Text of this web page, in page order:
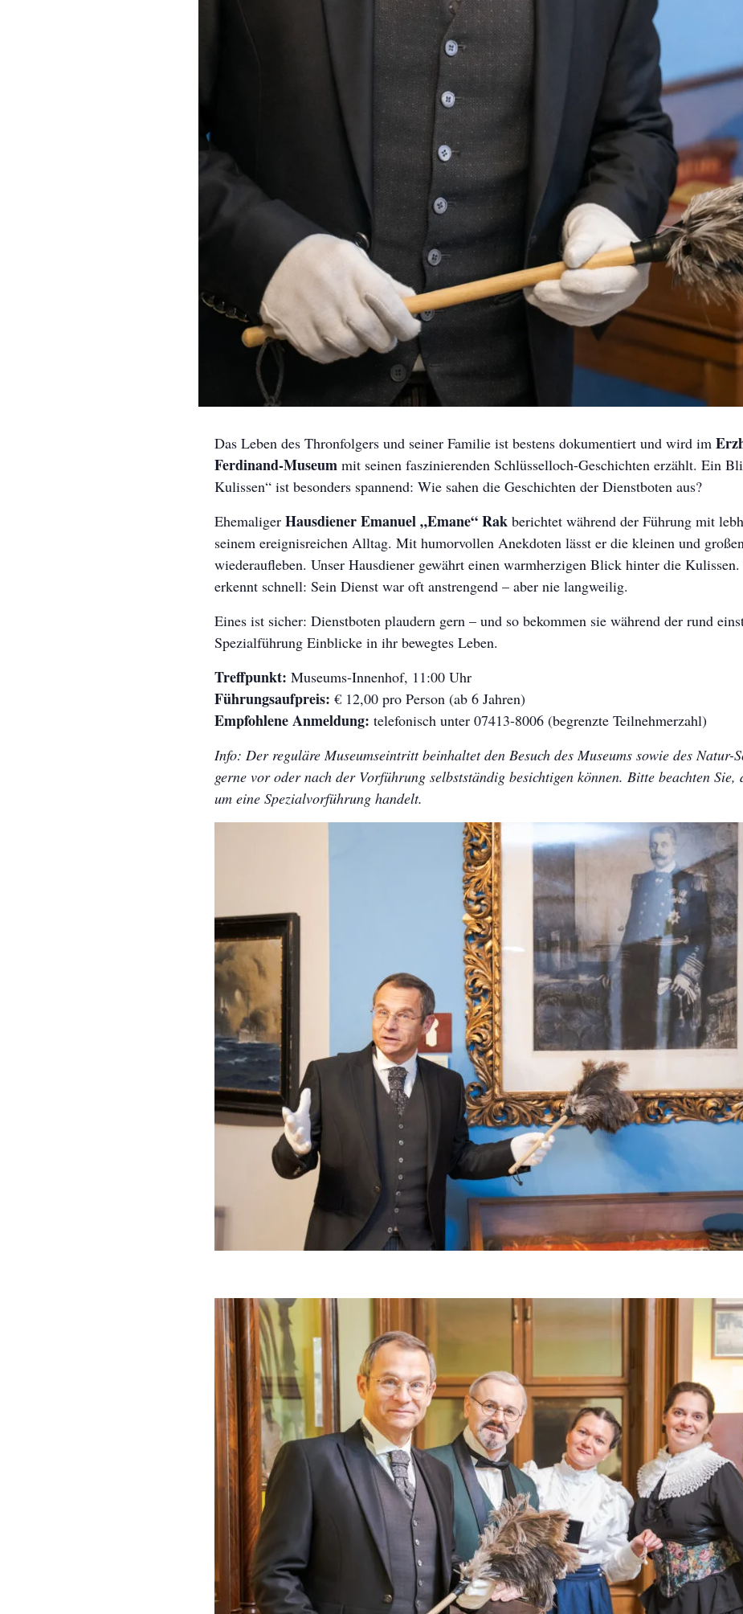
Das Leben des Thronfolgers und seiner Familie ist bestens dokumentiert und wird im
Ferdinand-Museum mit seinen faszinierenden Schlüsselloch-Geschichten erzählt. Ein
Kulissen“ ist besonders spannend: Wie sahen die Geschichten der Dienstboten aus?
Ehemaliger Hausdiener Emanuel „Emane“ Rak berichtet während der Führung mit
seinem ereignisreichen Alltag. Mit humorvollen Anekdoten lässt er die kleinen und
wiederaufleben. Unser Hausdiener gewährt einen warmherzigen Blick hinter die
erkennt schnell: Sein Dienst war oft anstrengend – aber nie langweilig.
Eines ist sicher: Dienstboten plaudern gern – und so bekommen sie während der rund
Spezialführung Einblicke in ihr bewegtes Leben.
Treffpunkt: Museums-Innenhof, 11:00 Uhr
Führungsaufpreis: € 12,00 pro Person (ab 6 Jahren)
Empfohlene Anmeldung: telefonisch unter 07413-8006 (begrenzte Teilnehmerzahl)
Info: Der reguläre Museumseintritt beinhaltet den Besuch des Museums sowie des Natur-
gerne vor oder nach der Vorführung selbstständig besichtigen können. Bitte beachten Sie,
um eine Spezialvorführung handelt.